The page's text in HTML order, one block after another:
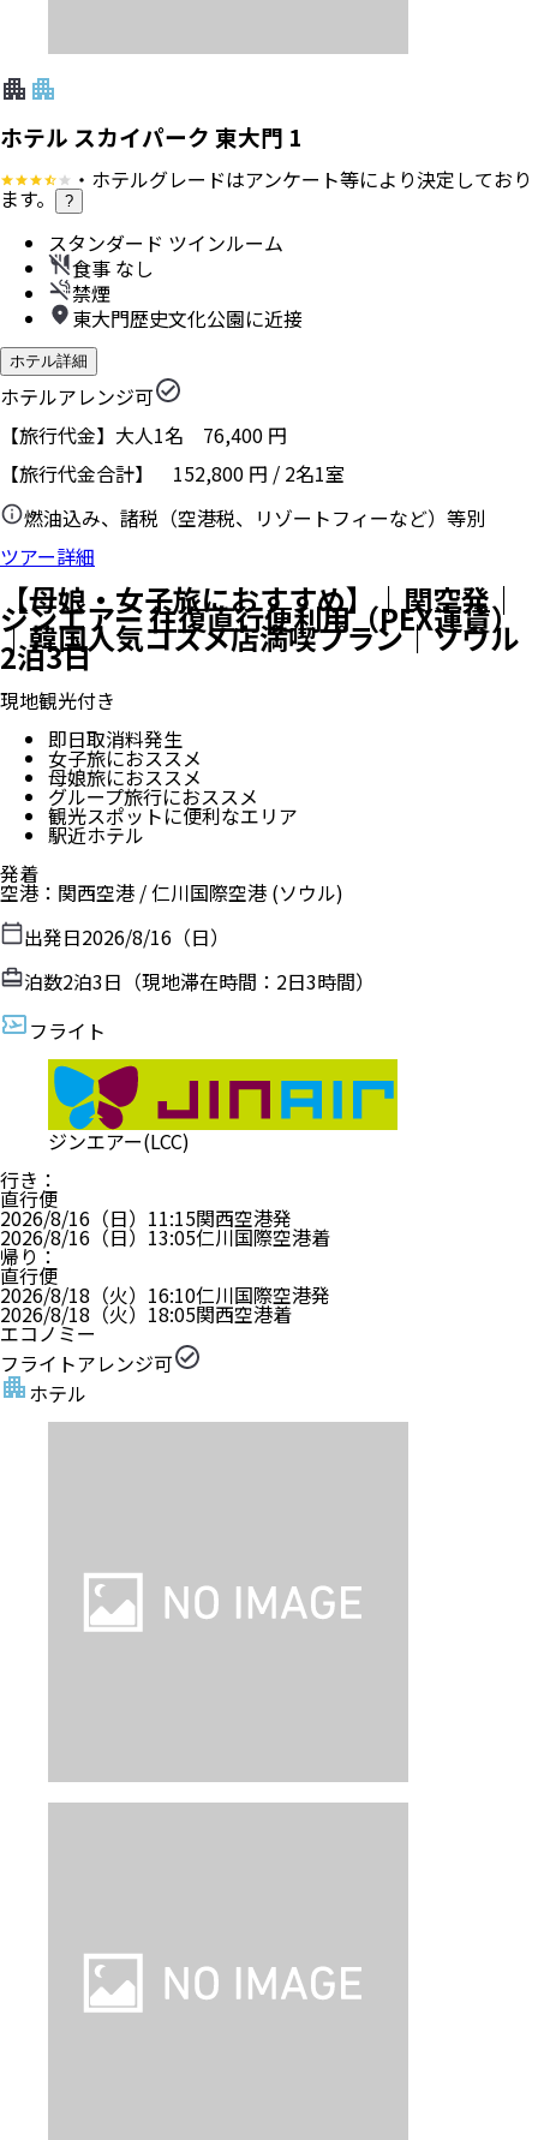
ホテル スカイパーク 東大門 1
・ホテルグレードはアンケート等により決定しており
ます。 ?
スタンダード ツインルーム
食事 なし
禁煙
東大門歴史文化公園に近接
ホテル詳細
ホテルアレンジ可
【旅行代金】大人1名 76,400 円
【旅行代金合計】 152,800 円 / 2名1室
燃油込み、諸税（空港税、リゾートフィーなど）等別
ツアー詳細
【母娘・女子旅におすすめ】｜関空発｜
ジンエアー 往復直行便利用（PEX運賃）
｜韓国人気コスメ店満喫プラン｜ソウル
2泊3日
現地観光付き
即日取消料発生
女子旅におススメ
母娘旅におススメ
グループ旅行におススメ
観光スポットに便利なエリア
駅近ホテル
発着
空港 ： 関西空港 /仁川国際空港 (ソウル)
出発日2026/8/16（日）
泊数2泊3日（現地滞在時間： 2日3時間）
フライト
ジンエアー(LCC)
行き ：
直行便
2026/8/16（日） 11:15関西空港発
2026/8/16（日） 13:05仁川国際空港着
帰り ：
直行便
2026/8/18（火） 16:10仁川国際空港発
2026/8/18（火） 18:05関西空港着
エコノミー
フライトアレンジ可
ホテル